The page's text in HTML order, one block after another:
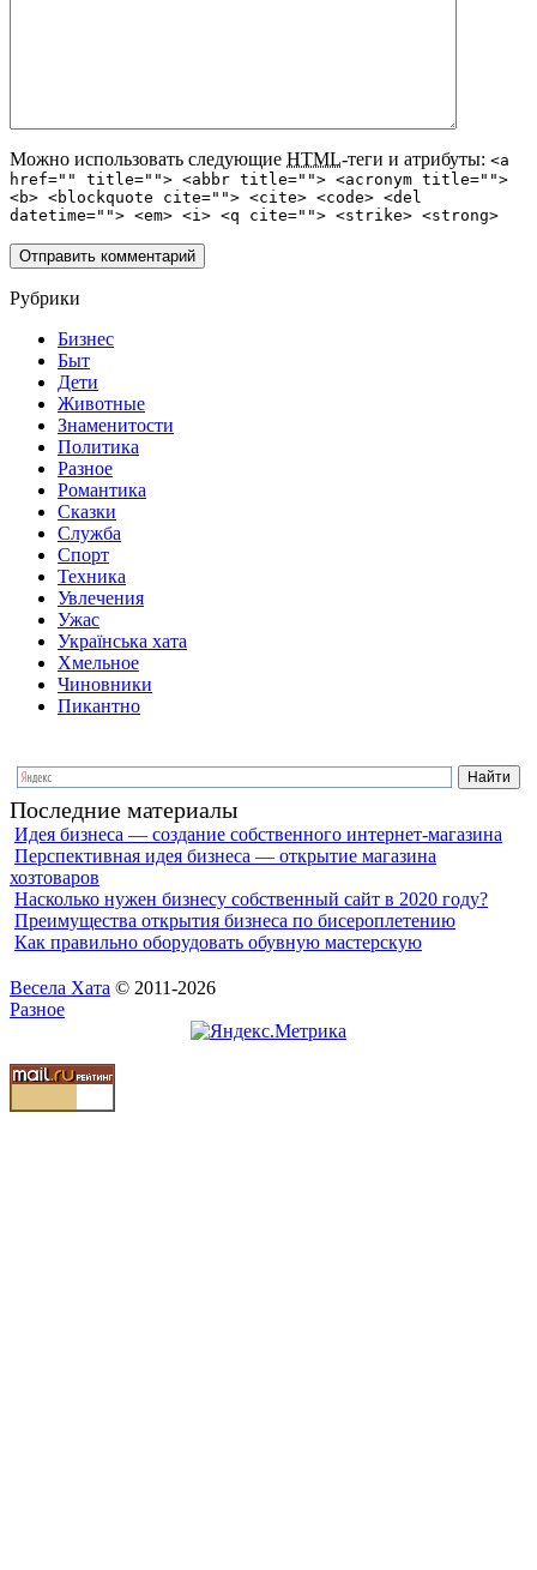
Можно использовать следующие HTML-теги и атрибуты: <a
href="" title=""> <abbr title=""> <acronym title="">
<b> <blockquote cite=""> <cite> <code> <del
datetime=""> <em> <i> <q cite=""> <strike> <strong>
Рубрики
Бизнес
Быт
Дети
Животные
Знаменитости
Политика
Разное
Романтика
Сказки
Служба
Спорт
Техника
Увлечения
Ужас
Українська хата
Хмельное
Чиновники
Пикантно
Последние материалы
Идея бизнеса — создание собственного интернет-магазина
Перспективная идея бизнеса — открытие магазина
хозтоваров
Насколько нужен бизнесу собственный сайт в 2020 году?
Преимущества открытия бизнеса по бисероплетению
Как правильно оборудовать обувную мастерскую
Весела Хата © 2011-2026
Разное